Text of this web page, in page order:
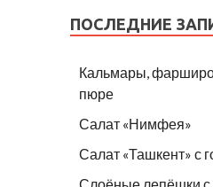
ПОСЛЕДНИЕ
Кальмары,
пюре
Салат «Нимфея»
Салат «Ташкент» с